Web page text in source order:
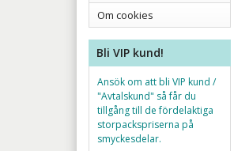
Om cookies
Bli VIP kund!
Ansök om att bli VIP kund /
"Avtalskund" så får du
tillgång till de fördelaktiga
storpackspriserna på
smyckesdelar.